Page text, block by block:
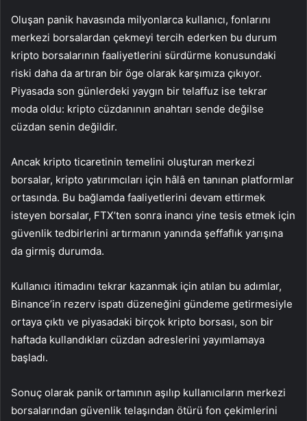
Oluşan panik havasında milyonlarca kullanıcı, fonlarını
merkezi borsalardan çekmeyi tercih ederken bu durum
kripto borsalarının faaliyetlerini sürdürme konusundaki
riski daha da artıran bir öge olarak karşımıza çıkıyor.
Piyasada son günlerdeki yaygın bir telaffuz ise tekrar
moda oldu: kripto cüzdanının anahtarı sende değilse
cüzdan senin değildir.
Ancak kripto ticaretinin temelini oluşturan merkezi
borsalar, kripto yatırımcıları için hâlâ en tanınan platformlar
ortasında. Bu bağlamda faaliyetlerini devam ettirmek
isteyen borsalar, FTX’ten sonra inancı yine tesis etmek için
güvenlik tedbirlerini artırmanın yanında şeffaflık yarışına
da girmiş durumda.
Kullanıcı itimadını tekrar kazanmak için atılan bu adımlar,
Binance’in rezerv ispatı düzeneğini gündeme getirmesiyle
ortaya çıktı ve piyasadaki birçok kripto borsası, son bir
haftada kullandıkları cüzdan adreslerini yayımlamaya
başladı.
Sonuç olarak panik ortamının aşılıp kullanıcıların merkezi
borsalarından güvenlik telaşından ötürü fon çekimlerini